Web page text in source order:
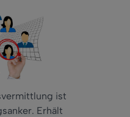
ist
Erhält